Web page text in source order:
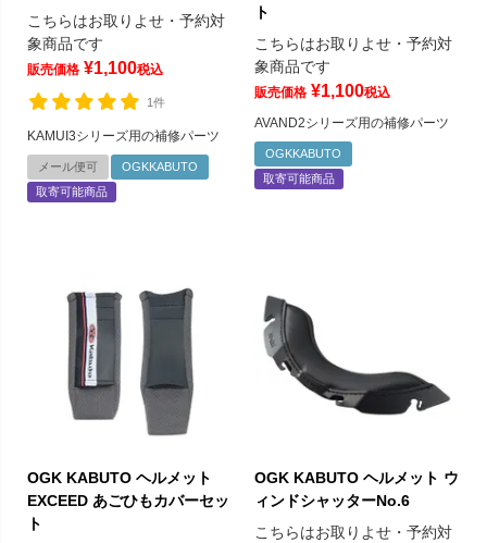
こちらはお取りよせ・予約対
象商品です
販売価格 ¥1,100税込
1件
KAMUI3シリーズ用の補修パーツ
メール便可
OGKKABUTO
取寄可能商品
ト
こちらはお取りよせ・予約対
象商品です
販売価格 ¥1,100税込
AVAND2シリーズ用の補修パーツ
OGKKABUTO
取寄可能商品
OGK KABUTO ヘルメット
EXCEED あごひもカバーセッ
ト
OGK KABUTO ヘルメット ウ
ィンドシャッターNo.6
こちらはお取りよせ・予約対